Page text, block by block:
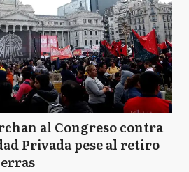
al Congreso contra
Privada pese al retiro